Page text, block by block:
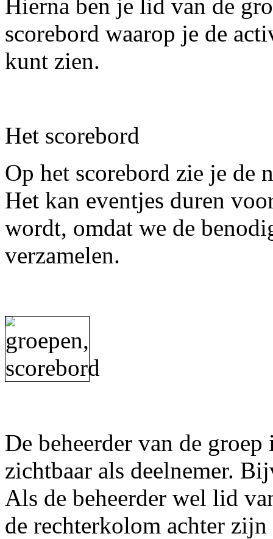
Hierna ben je lid van de
scorebord waarop je de
kunt zien.
Het scorebord
Op het scorebord zie je de
Het kan eventjes duren
wordt, omdat we de
verzamelen.
De beheerder van de
zichtbaar als deelnemer.
Als de beheerder wel lid
de rechterkolom achter zijn